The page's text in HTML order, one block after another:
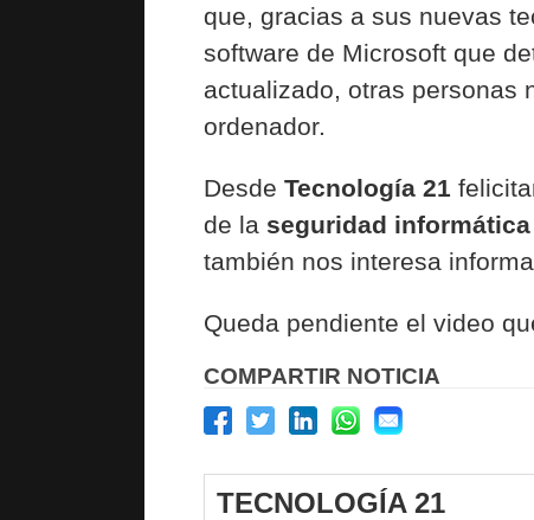
que, gracias a sus nuevas
software de Microsoft que
actualizado, otras personas
ordenador.
Desde Tecnología 21
de la seguridad informática
también nos interesa
Queda pendiente el video
COMPARTIR NOTICIA
TECNOLOGÍA 21